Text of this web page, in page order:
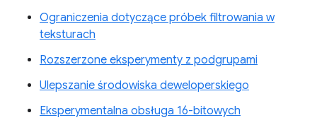
Ograniczenia dotyczące próbek filtrowania w
teksturach
Rozszerzone eksperymenty z podgrupami
Ulepszanie środowiska deweloperskiego
Eksperymentalna obsługa 16-bitowych